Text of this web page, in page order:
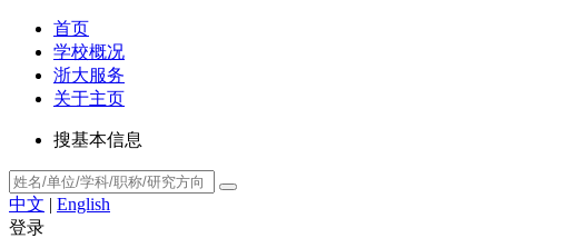
首页
学校概况
浙大服务
关于主页
搜基本信息
中文 | English
登录